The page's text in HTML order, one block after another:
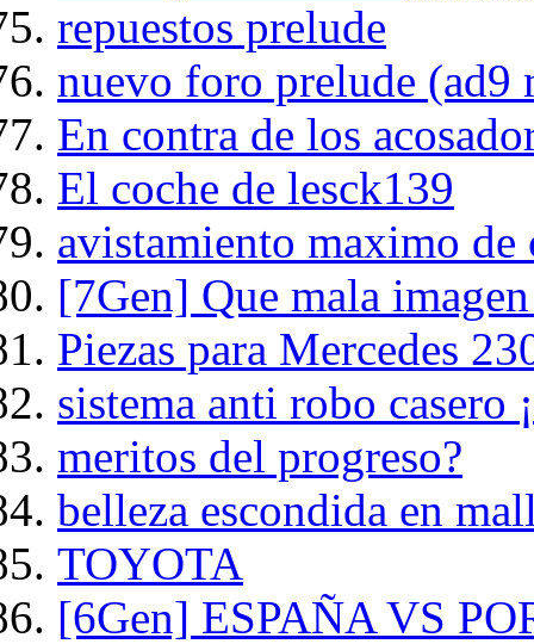
repuestos prelude
nuevo foro prelude (ad9
En contra de los
El coche de lesck139
avistamiento maximo de
[7Gen] Que mala
Piezas para Mercedes
sistema anti robo casero
meritos del progreso?
belleza escondida en
TOYOTA
[6Gen] ESPAÑA VS